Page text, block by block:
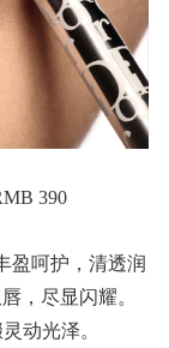
390
盈呵护，清透润
，尽显闪耀。
动光泽。